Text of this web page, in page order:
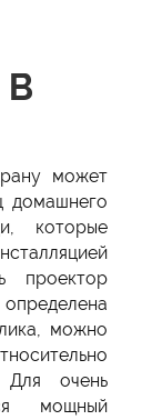
может
домашнего
которые
проектор
можно
Для очень
мощный